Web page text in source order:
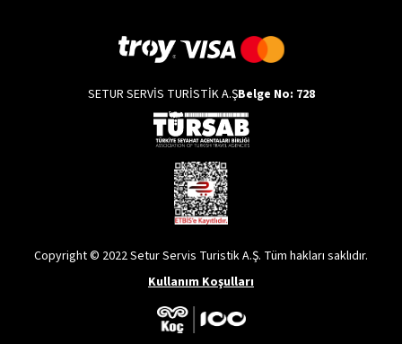
SETUR SERVİS TURİSTİK A.ŞBelge No: 728
Copyright © 2022 Setur Servis Turistik A.Ş. Tüm hakları saklıdır.
Kullanım Koşulları